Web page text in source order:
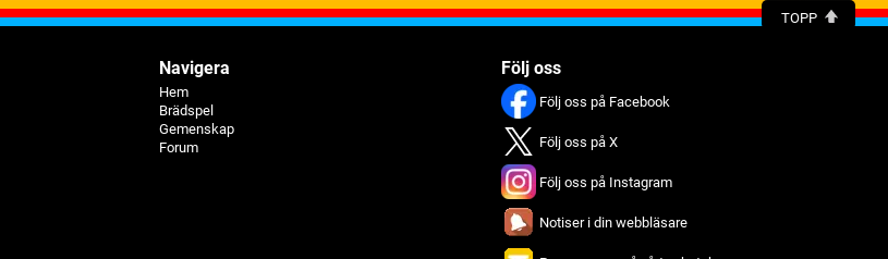
TOPP
Navigera
Hem
Brädspel
Gemenskap
Forum
Följ oss
Följ oss på Facebook
Följ oss på X
Följ oss på Instagram
Notiser i din webbläsare